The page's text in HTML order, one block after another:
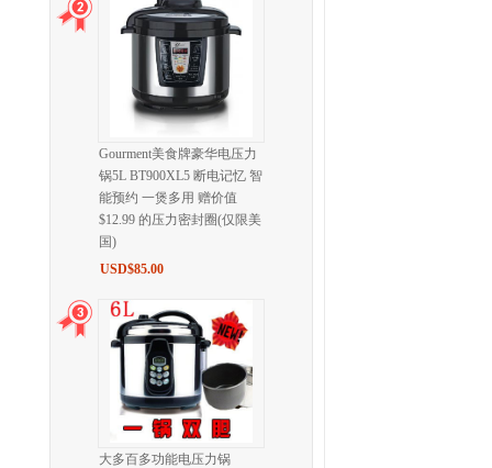
Gourment美食牌豪华电压力
锅5L BT900XL5 断电记忆 智
能预约 一煲多用 赠价值
$12.99 的压力密封圈(仅限美
国)
USD$85.00
大多百多功能电压力锅